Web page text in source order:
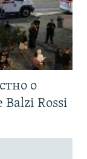
о
Balzi Rossi